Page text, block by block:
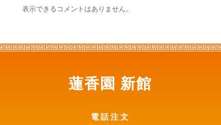
表示できるコメントはありません。
蓮香園 新館
電話注文